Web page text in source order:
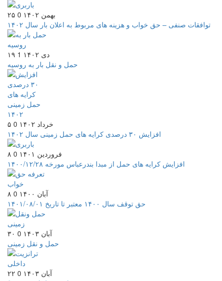
۲۵ بهمن ۱۴۰۲
0
توافقات صنفی – حق خواب و هزینه های مربوط به اعلان بار سال ۱۴۰۲
۱۹ دی ۱۴۰۲
1
حمل و نقل بار به روسیه
۵ خرداد ۱۴۰۲
0
افزایش ۳۰ درصدی کرایه های حمل زمینی سال ۱۴۰۲
۸ فروردین ۱۴۰۱
0
افزایش کرایه های حمل از مبدا بندرعباس مورخه ۱۴۰۰/۱۲/۲۸
۸ آبان ۱۴۰۰
0
حق توقف سال ۱۴۰۰ معتبر تا تاریخ ۱۴۰۱/۰۸/۰۱
۳۰ آبان ۱۴۰۳
0
حمل و نقل زمینی
۲۲ آبان ۱۴۰۳
0